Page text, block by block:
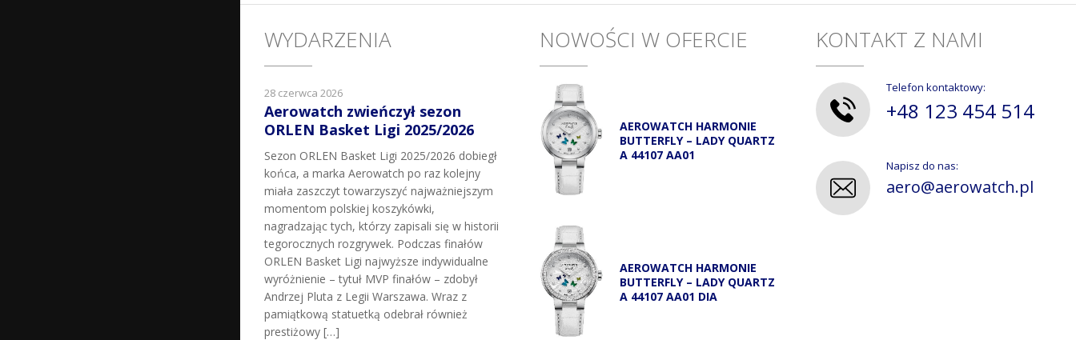
WYDARZENIA
28 czerwca 2026
Aerowatch zwieńczył sezon
ORLEN Basket Ligi 2025/2026
Sezon ORLEN Basket Ligi 2025/2026 dobiegł
końca, a marka Aerowatch po raz kolejny
miała zaszczyt towarzyszyć najważniejszym
momentom polskiej koszykówki,
nagradzając tych, którzy zapisali się w historii
tegorocznych rozgrywek. Podczas finałów
ORLEN Basket Ligi najwyższe indywidualne
wyróżnienie – tytuł MVP finałów – zdobył
Andrzej Pluta z Legii Warszawa. Wraz z
pamiątkową statuetką odebrał również
prestiżowy […]
NOWOŚCI W OFERCIE
AEROWATCH HARMONIE
BUTTERFLY – LADY QUARTZ
A 44107 AA01
AEROWATCH HARMONIE
BUTTERFLY – LADY QUARTZ
A 44107 AA01 DIA
KONTAKT Z NAMI
Telefon kontaktowy:
+48 123 454 514
Napisz do nas:
aero@aerowatch.pl